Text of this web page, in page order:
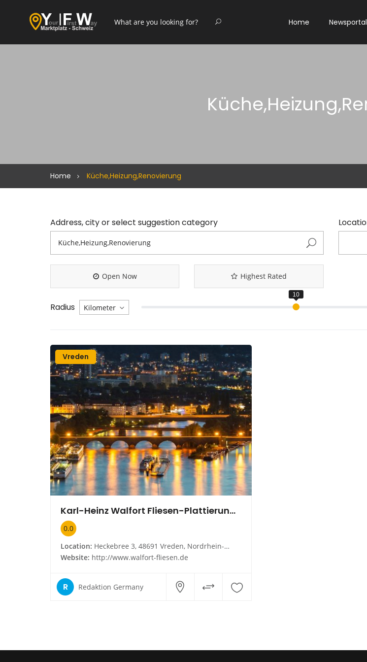
Home
Home Küche,Heizung,Renovierung
Address, city or select suggestion category
Open Now Highest Rated
Radius
Vreden
Karl-Heinz Walfort Fliesen-Plattierungs GmbH
0.0
Location: Heckebree 3, 48691 Vreden, Nordrhein-Westfalen
Website: http://www.walfort-fliesen.de
R Redaktion Germany